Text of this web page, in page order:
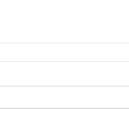
ASIA POP